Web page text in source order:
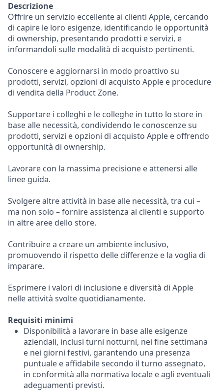
Descrizione
Offrire un servizio eccellente ai clienti Apple, cercando
di capire le loro esigenze, identificando le opportunità
di ownership, presentando prodotti e servizi, e
informandoli sulle modalità di acquisto pertinenti.
Conoscere e aggiornarsi in modo proattivo su
prodotti, servizi, opzioni di acquisto Apple e procedure
di vendita della Product Zone.
Supportare i colleghi e le colleghe in tutto lo store in
base alle necessità, condividendo le conoscenze su
prodotti, servizi e opzioni di acquisto Apple e offrendo
opportunità di ownership.
Lavorare con la massima precisione e attenersi alle
linee guida.
Svolgere altre attività in base alle necessità, tra cui –
ma non solo – fornire assistenza ai clienti e supporto
in altre aree dello store.
Contribuire a creare un ambiente inclusivo,
promuovendo il rispetto delle differenze e la voglia di
imparare.
Esprimere i valori di inclusione e diversità di Apple
nelle attività svolte quotidianamente.
Requisiti minimi
Disponibilità a lavorare in base alle esigenze
aziendali, inclusi turni notturni, nei fine settimana
e nei giorni festivi, garantendo una presenza
puntuale e affidabile secondo il turno assegnato,
in conformità alla normativa locale e agli eventuali
adeguamenti previsti.